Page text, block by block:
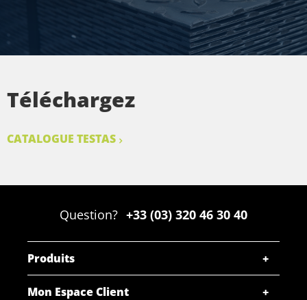
Téléchargez
CATALOGUE TESTAS
Question? +33 (03) 320 46 30 40
Produits
Mon Espace Client